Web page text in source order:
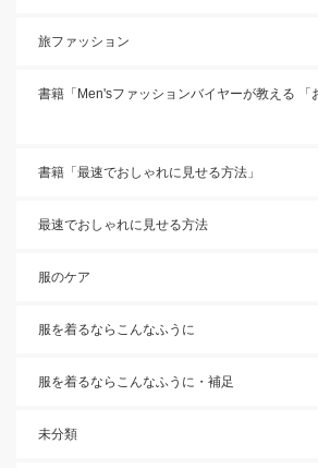
旅ファッション
書籍「Men'sファッションバイヤーが教える 「
書籍「最速でおしゃれに見せる方法」
最速でおしゃれに見せる方法
服のケア
服を着るならこんなふうに
服を着るならこんなふうに・補足
未分類